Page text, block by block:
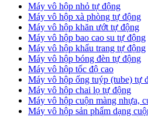
Máy vô hộp nhỏ tự động
Máy vô hộp xà phòng tự động
Máy vô hộp khăn ướt tự động
Máy vô hộp bao cao su tự động
Máy vô hộp khẩu trang tự động
Máy vô hộp bóng đèn tự động
Máy vô hộp tốc độ cao
Máy vô hộp ống tuýp (tube) tự
Máy vô hộp chai lọ tự động
Máy vô hộp cuộn màng nhựa,
Máy vô hộp sản phẩm dạng